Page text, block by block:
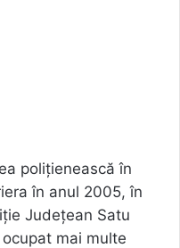
polițienească în
în anul 2005, în
Județean Satu
mai multe